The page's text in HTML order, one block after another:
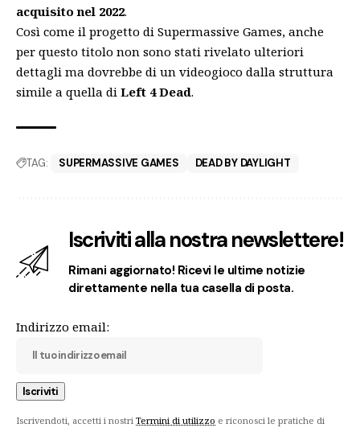
acquisito nel 2022.
Così come il progetto di Supermassive Games, anche
per questo titolo non sono stati rivelato ulteriori
dettagli ma dovrebbe di un videogioco dalla struttura
simile a quella di Left 4 Dead.
TAG: SUPERMASSIVE GAMES DEAD BY DAYLIGHT
Iscriviti alla nostra newslettere!
Rimani aggiornato! Ricevi le ultime notizie
direttamente nella tua casella di posta.
Indirizzo email:
Iscrivendoti, accetti i nostri Termini di utilizzo e riconosci le pratiche di